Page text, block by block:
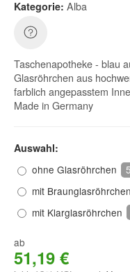
Kategorie: Alba
Taschenapotheke - blau
Glasröhrchen aus
farblich angepasstem
Made in Germany
Auswahl:
ohne Glasröhrchen
mit Braunglasröhrchen
mit Klarglasröhrchen
ab
51,19 €